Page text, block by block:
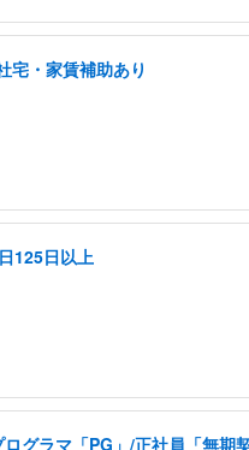
宅・家賃補助あり
125日以上
グラマ「PG」/正社員「無